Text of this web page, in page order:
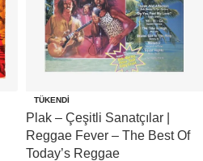
TÜKENDI
Plak – Çeşitli Sanatçılar |
Reggae Fever – The Best Of
Today’s Reggae